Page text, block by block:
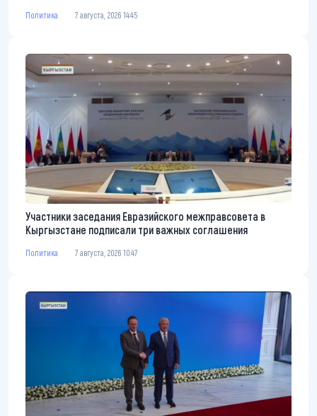
Политика 7 августа, 2026 14:45
Участники заседания Евразийского межправсовета в
Кыргызстане подписали три важных соглашения
Политика 7 августа, 2026 10:47